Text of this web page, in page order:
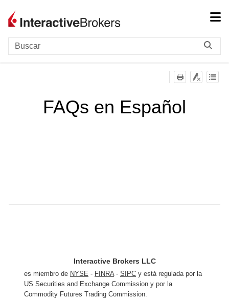
FAQs en Español
Interactive Brokers LLC
es miembro de NYSE - FINRA- SIPC y está regulada por la
US Securities and Exchange Commission y por la
Commodity Futures Trading Commission.